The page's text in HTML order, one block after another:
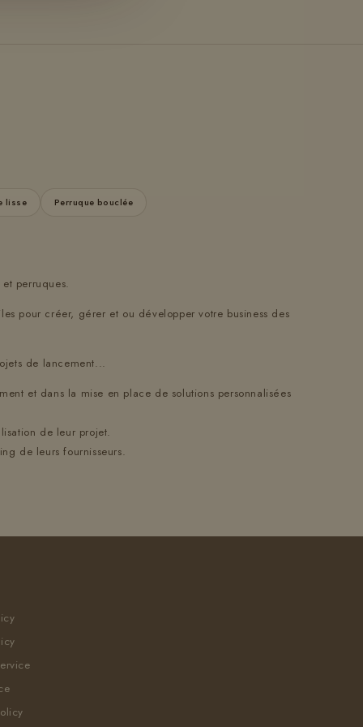
lisse Perruque bouclée
perruques.
pour créer, gérer et ou développer votre business des
de lancement...
et dans la mise en place de solutions personnalisées
de leur projet.
de leurs fournisseurs.